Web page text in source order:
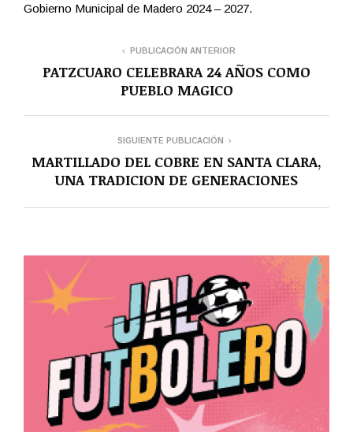
Gobierno Municipal de Madero 2024 – 2027.
PUBLICACIÓN ANTERIOR
PATZCUARO CELEBRARA 24 AÑOS COMO
PUEBLO MAGICO
SIGUIENTE PUBLICACIÓN
MARTILLADO DEL COBRE EN SANTA CLARA,
UNA TRADICION DE GENERACIONES